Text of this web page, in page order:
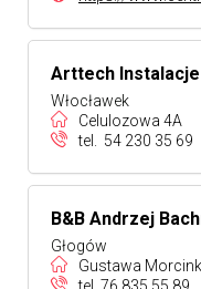
Arttech Instalacje
Włocławek
Celulozowa 4A
tel.
54 230 35 69
B&B Andrzej
Głogów
Gustawa